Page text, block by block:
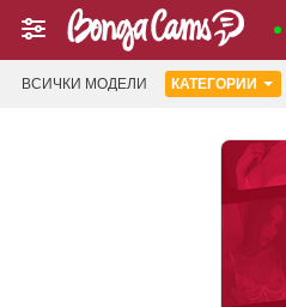
ВСИЧКИ МОДЕЛИ КАТЕГОРИИ